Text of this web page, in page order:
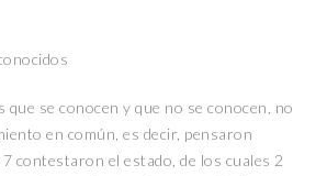
se conocen y que no se conocen, no
en común, es decir, pensaron
contestaron el estado, de los cuales 2